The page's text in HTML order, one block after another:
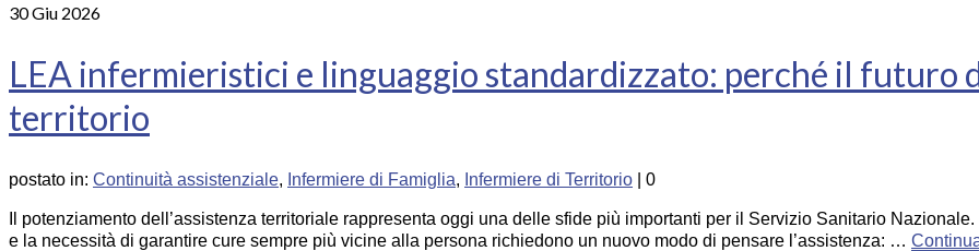
30Giu 2026
LEA infermieristici e linguaggio standardizzato: perché il futuro
territorio
postato in: Continuità assistenziale, Infermiere di Famiglia, Infermiere di Territorio 0
Il potenziamento dell’assistenza territoriale rappresenta oggi una delle sfide più importanti per il Servizio Sanitario
e la necessità di garantire cure sempre più vicine alla persona richiedono un nuovo modo di pensare l’assistenza: …